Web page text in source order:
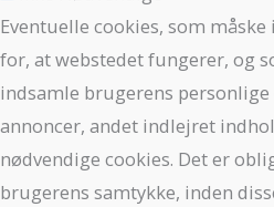
Eventuelle cookies, som
for, at webstedet fungerer, og
indsamle brugerens personlige
annoncer, andet indlejret
nødvendige cookies. Det er
brugerens samtykke, inden